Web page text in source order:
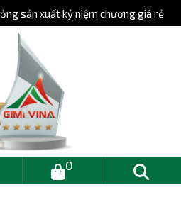
sản xuất kỷ niệm chương giá rẻ
0